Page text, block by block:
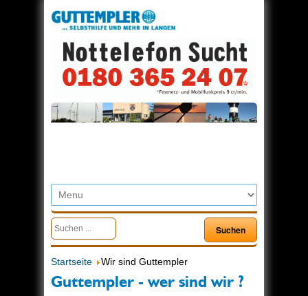
Startseite Wir sind Guttempler
Guttempler - wer sind wir ?